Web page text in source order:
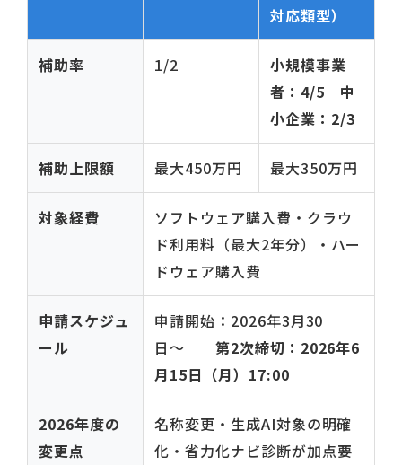
対応類型）
補助率 1/2
小規模事業
者：4/5 中
小企業：2/3
補助上限額 最大450万円 最大350万円
対象経費
ソフトウェア購入費・クラウ
ド利用料（最大2年分）・ハー
ドウェア購入費
申請スケジュ
ール
申請開始：2026年3月30
日〜 第2次締切：2026年6
月15日（月）17:00
2026年度の
変更点
名称変更・生成AI対象の明確
化・省力化ナビ診断が加点要